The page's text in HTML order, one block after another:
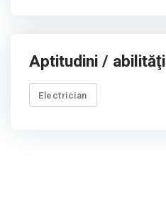
Aptitudini / abilităţi
Electrician